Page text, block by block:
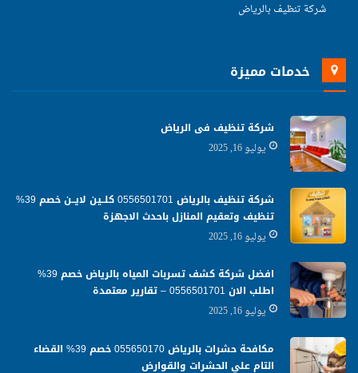
شركة تنظيف بالرياض
خدمات مميزة
شركة تنظيف فى الرياض
يوليو 16, 2025
شركة تنظيف بالرياض 0556501701 كلــين لايــن خصم 39%
تنظيف وتعقيم المنازل باحدث الاجهزة
يوليو 16, 2025
افضل شركة كشف تسربات المياه بالرياض خصم 39%
اطلب الان 0556501701‬‏ – تقارير معتمدة
يوليو 16, 2025
مكافحة حشرات بالرياض 055650170 خصم 39% القضاء
التام علي الحشرات والقوارض